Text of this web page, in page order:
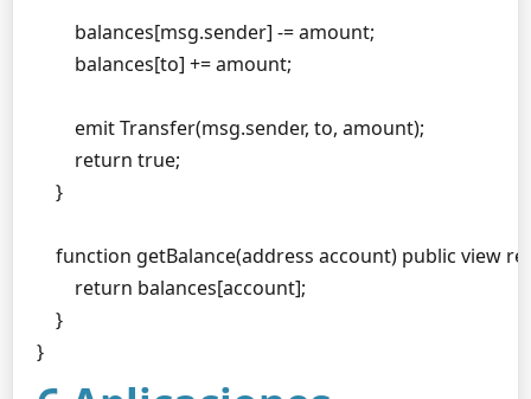
        balances[msg.sender] -= amount;
        balances[to] += amount;
        emit Transfer(msg.sender, to, amount);
        return true;
    }
function getBalance(address account) public view
        return balances[account];
    }
}